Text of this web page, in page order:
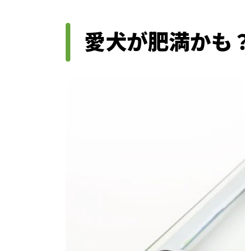
愛犬が肥満かも